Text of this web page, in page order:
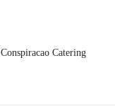
Conspiracao Catering